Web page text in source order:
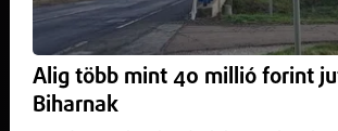
Alig több mint 40 millió forint
Biharnak